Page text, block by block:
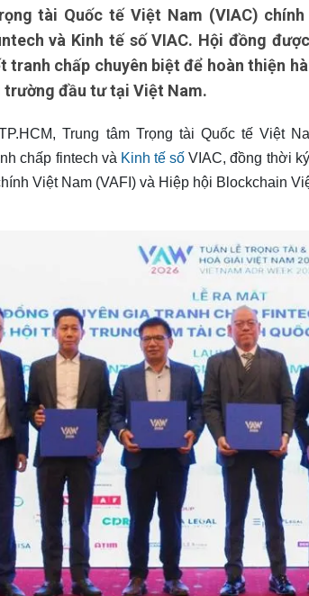
tài Quốc tế Việt Nam (VIAC)
và Kinh tế số VIAC. Hội đồng
tranh chấp chuyên biệt để hoàn thiện
trường đầu tư tại Việt Nam.
Trung tâm Trọng tài Quốc tế Việt
chấp fintech và Kinh tế số VIAC, đồng thời
Việt Nam (VAFI) và Hiệp hội Blockchain